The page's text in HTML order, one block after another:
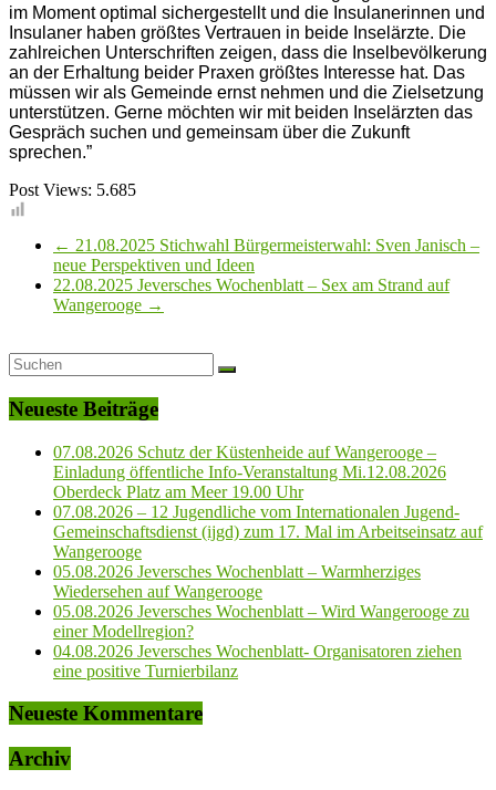
im Moment optimal sichergestellt und die Insulanerinnen und
Insulaner haben größtes Vertrauen in beide Inselärzte. Die
zahlreichen Unterschriften zeigen, dass die Inselbevölkerung
an der Erhaltung beider Praxen größtes Interesse hat. Das
müssen wir als Gemeinde ernst nehmen und die Zielsetzung
unterstützen. Gerne möchten wir mit beiden Inselärzten das
Gespräch suchen und gemeinsam über die Zukunft
sprechen.”
Post Views: 5.685
← 21.08.2025 Stichwahl Bürgermeisterwahl: Sven Janisch –
neue Perspektiven und Ideen
22.08.2025 Jeversches Wochenblatt – Sex am Strand auf
Wangerooge →
Neueste Beiträge
07.08.2026 Schutz der Küstenheide auf Wangerooge –
Einladung öffentliche Info-Veranstaltung Mi.12.08.2026
Oberdeck Platz am Meer 19.00 Uhr
07.08.2026 – 12 Jugendliche vom Internationalen Jugend-
Gemeinschaftsdienst (ijgd) zum 17. Mal im Arbeitseinsatz auf
Wangerooge
05.08.2026 Jeversches Wochenblatt – Warmherziges
Wiedersehen auf Wangerooge
05.08.2026 Jeversches Wochenblatt – Wird Wangerooge zu
einer Modellregion?
04.08.2026 Jeversches Wochenblatt- Organisatoren ziehen
eine positive Turnierbilanz
Neueste Kommentare
Archiv